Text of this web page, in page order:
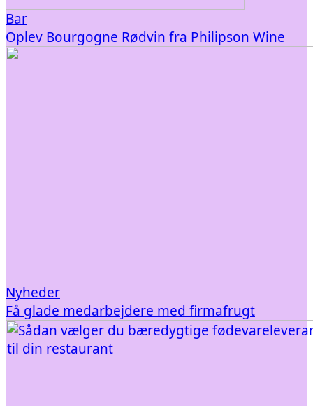
Bar
Oplev Bourgogne Rødvin fra Philipson Wine
Nyheder
Få glade medarbejdere med firmafrugt